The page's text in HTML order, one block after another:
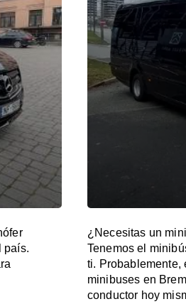
país.
¿Necesitas un
Tenemos el
ti. Probablemente,
minibuses en
conductor hoy